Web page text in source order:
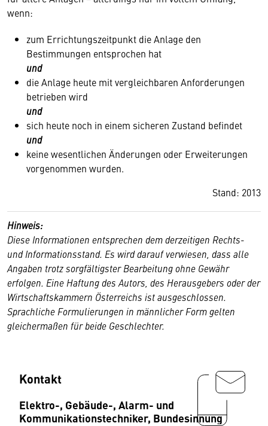
wenn:
zum Errichtungszeitpunkt die Anlage den
Bestimmungen entsprochen hat
und
die Anlage heute mit vergleichbaren Anforderungen
betrieben wird
und
sich heute noch in einem sicheren Zustand befindet
und
keine wesentlichen Änderungen oder Erweiterungen
vorgenommen wurden.
Stand: 2013
Hinweis:
Diese Informationen entsprechen dem derzeitigen Rechts-
und Informationsstand. Es wird darauf verwiesen, dass alle
Angaben trotz sorgfältigster Bearbeitung ohne Gewähr
erfolgen. Eine Haftung des Autors, des Herausgebers oder der
Wirtschaftskammern Österreichs ist ausgeschlossen.
Sprachliche Formulierungen in männlicher Form gelten
gleichermaßen für beide Geschlechter.
Kontakt
Elektro-, Gebäude-, Alarm- und
Kommunikationstechniker, Bundesinnung